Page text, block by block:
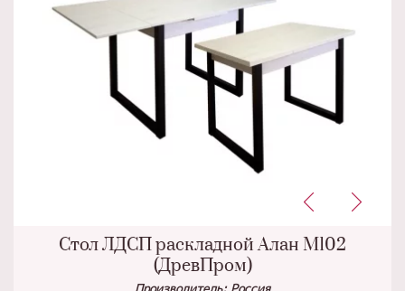
Стол ЛДСП раскладной Алан М102
(ДревПром)